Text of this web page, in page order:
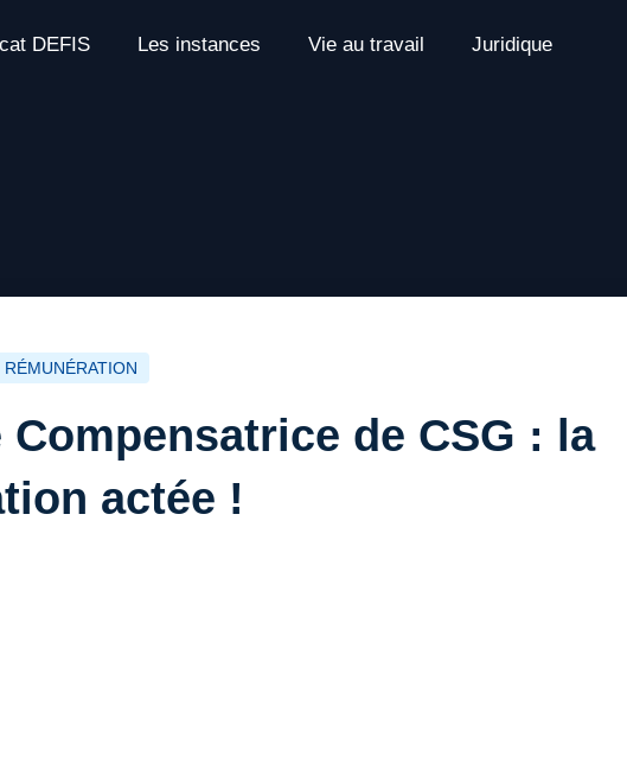
DEFIS Les instances Vie au travail Juridique
RÉMUNÉRATION
de CSG : la
actée !